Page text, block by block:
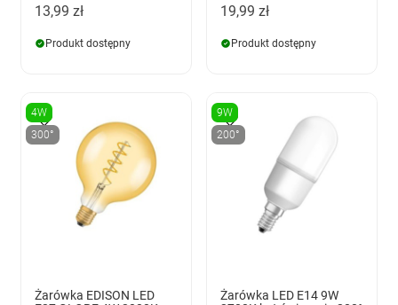
13,99 zł
Produkt dostępny
19,99 zł
Produkt dostępny
4W
300°
Żarówka EDISON LED
9W
200°
Żarówka LED E14 9W